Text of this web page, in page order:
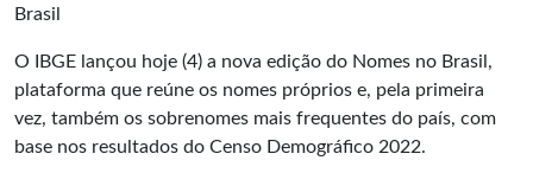
Brasil
O IBGE lançou hoje (4) a nova edição do Nomes no Brasil,
plataforma que reúne os nomes próprios e, pela primeira
vez, também os sobrenomes mais frequentes do país, com
base nos resultados do Censo Demográfico 2022.